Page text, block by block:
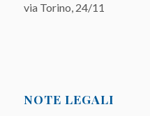
via Torino, 24/11
NOTE LEGALI